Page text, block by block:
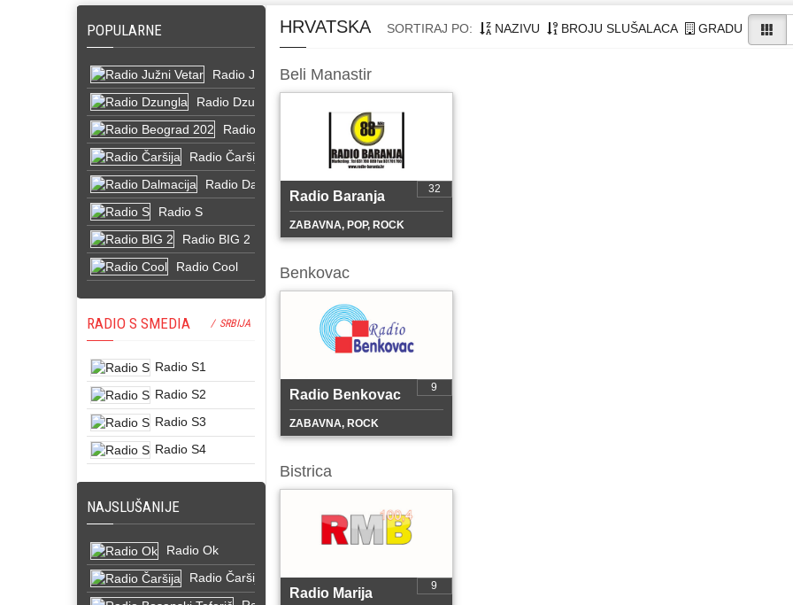
POPULARNE
Radio Južni Vetar
Radio Dzungla
Radio Beograd 202
Radio Čaršija
Radio Dalmacija
Radio S
Radio BIG 2
Radio Cool
RADIO S SMEDIA / SRBIJA
Radio S1
Radio S2
Radio S3
Radio S4
NAJSLUŠANIJE
Radio Ok
Radio Čaršija
HRVATSKA SORTIRAJ PO: NAZIVU BROJU SLUŠALACA GRADU
Beli Manastir
32
Radio Baranja
ZABAVNA, POP, ROCK
Benkovac
9
Radio Benkovac
ZABAVNA, ROCK
Bistrica
9
Radio Marija